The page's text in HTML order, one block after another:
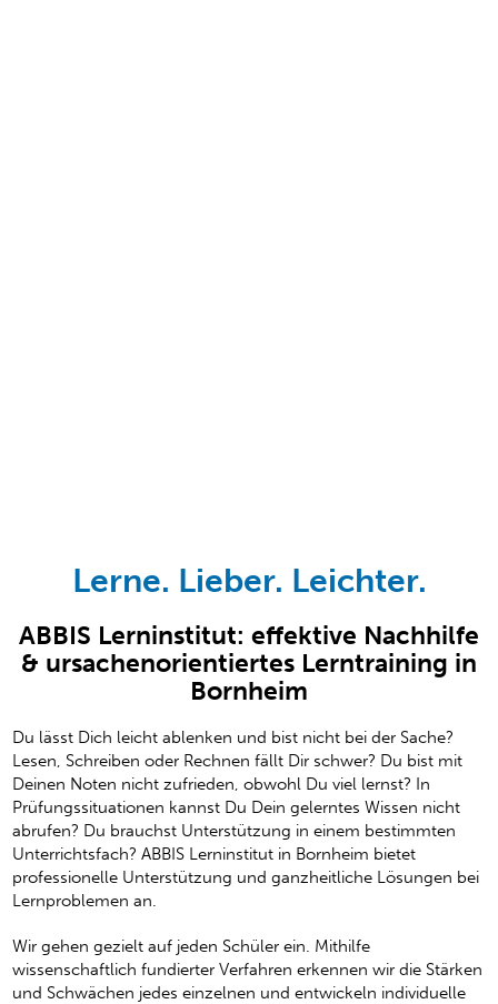
Lerne. Lieber. Leichter.
ABBIS Lerninstitut: effektive Nachhilfe
& ursachenorientiertes Lerntraining in
Bornheim
Du lässt Dich leicht ablenken und bist nicht bei der Sache?
Lesen, Schreiben oder Rechnen fällt Dir schwer? Du bist mit
Deinen Noten nicht zufrieden, obwohl Du viel lernst? In
Prüfungssituationen kannst Du Dein gelerntes Wissen nicht
abrufen? Du brauchst Unterstützung in einem bestimmten
Unterrichtsfach? ABBIS Lerninstitut in Bornheim bietet
professionelle Unterstützung und ganzheitliche Lösungen bei
Lernproblemen an.
Wir gehen gezielt auf jeden Schüler ein. Mithilfe
wissenschaftlich fundierter Verfahren erkennen wir die Stärken
und Schwächen jedes einzelnen und entwickeln individuelle